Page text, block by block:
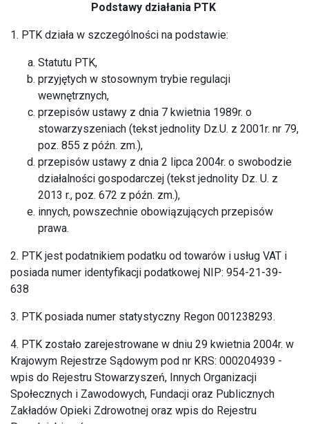
Podstawy działania PTK
1. PTK działa w szczególności na podstawie:
Statutu PTK,
przyjętych w stosownym trybie regulacji
wewnętrznych,
przepisów ustawy z dnia 7 kwietnia 1989r. o
stowarzyszeniach (tekst jednolity Dz.U. z 2001r. nr 79,
poz. 855 z późn. zm.),
przepisów ustawy z dnia 2 lipca 2004r. o swobodzie
działalności gospodarczej (tekst jednolity Dz. U. z
2013 r., poz. 672 z późn. zm.),
innych, powszechnie obowiązujących przepisów
prawa.
2. PTK jest podatnikiem podatku od towarów i usług VAT i
posiada numer identyfikacji podatkowej NIP: 954-21-39-
638
3. PTK posiada numer statystyczny Regon 001238293.
4. PTK zostało zarejestrowane w dniu 29 kwietnia 2004r. w
Krajowym Rejestrze Sądowym pod nr KRS: 000204939 -
wpis do Rejestru Stowarzyszeń, Innych Organizacji
Społecznych i Zawodowych, Fundacji oraz Publicznych
Zakładów Opieki Zdrowotnej oraz wpis do Rejestru